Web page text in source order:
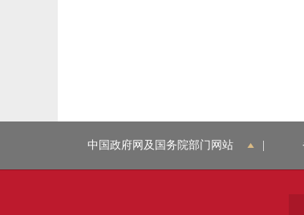
中国政府网及国务院部门网站